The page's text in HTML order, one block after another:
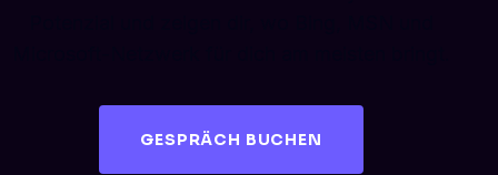
GESPRÄCH BUCHEN